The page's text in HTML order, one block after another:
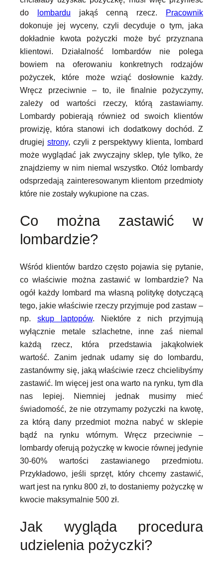
do lombardu jakąś cenną rzecz. Pracownik
dokonuje jej wyceny, czyli decyduje o tym, jaka
dokładnie kwota pożyczki może być przyznana
klientowi. Działalność lombardów nie polega
bowiem na oferowaniu konkretnych rodzajów
pożyczek, które może wziąć dosłownie każdy.
Wręcz przeciwnie – to, ile finalnie pożyczymy,
zależy od wartości rzeczy, którą zastawiamy.
Lombardy pobierają również od swoich klientów
prowizję, która stanowi ich dodatkowy dochód. Z
drugiej strony, czyli z perspektywy klienta, lombard
może wyglądać jak zwyczajny sklep, tyle tylko, że
znajdziemy w nim niemal wszystko. Otóż lombardy
odsprzedają zainteresowanym klientom przedmioty
które nie zostały wykupione na czas.
Co można zastawić w
lombardzie?
Wśród klientów bardzo często pojawia się pytanie,
co właściwie można zastawić w lombardzie? Na
ogół każdy lombard ma własną politykę dotyczącą
tego, jakie właściwie rzeczy przyjmuje pod zastaw –
np. skup laptopów. Niektóre z nich przyjmują
wyłącznie metale szlachetne, inne zaś niemal
każdą rzecz, która przedstawia jakąkolwiek
wartość. Zanim jednak udamy się do lombardu,
zastanówmy się, jaką właściwie rzecz chcielibyśmy
zastawić. Im więcej jest ona warto na rynku, tym dla
nas lepiej. Niemniej jednak musimy mieć
świadomość, że nie otrzymamy pożyczki na kwotę,
za którą dany przedmiot można nabyć w sklepie
bądź na rynku wtórnym. Wręcz przeciwnie –
lombardy oferują pożyczkę w kwocie równej jedynie
30-60% wartości zastawianego przedmiotu.
Przykładowo, jeśli sprzęt, który chcemy zastawić,
wart jest na rynku 800 zł, to dostaniemy pożyczkę w
kwocie maksymalnie 500 zł.
Jak wygląda procedura
udzielenia pożyczki?